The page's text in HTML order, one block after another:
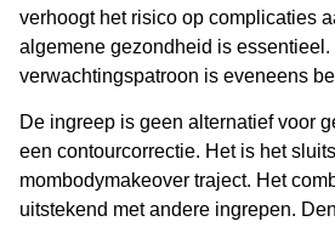
verhoogt het risico op complicaties
algemene gezondheid is
verwachtingspatroon is eveneens
De ingreep is geen alternatief voor
een contourcorrectie. Het is het
mombodymakeover traject. Het
uitstekend met andere ingrepen.